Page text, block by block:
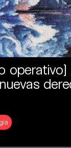
operativo]